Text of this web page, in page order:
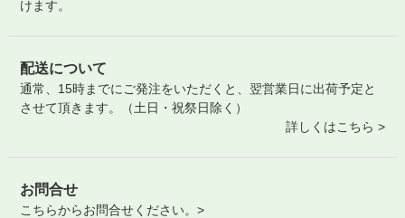
けます。
配送について
通常、15時までにご発注をいただくと、翌営業日に出荷予定と
させて頂きます。（土日・祝祭日除く）
詳しくはこちら >
お問合せ
こちらからお問合せください。>